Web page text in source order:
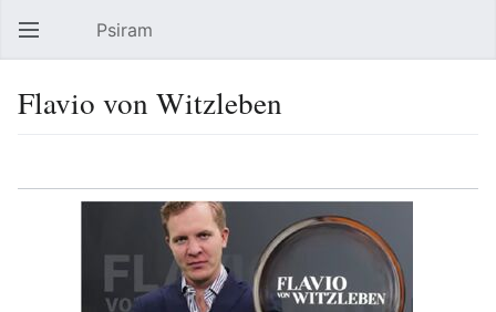
Hauptmenü öffnen Psiram
Flavio von Witzleben